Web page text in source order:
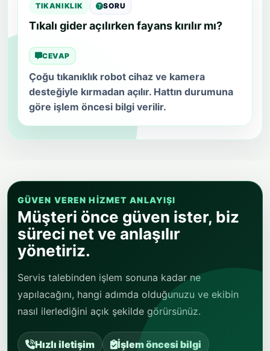
TIKANIKLIK SORU
Tıkalı gider açılırken fayans kırılır mı?
CEVAP
Çoğu tıkanıklık robot cihaz ve kamera
desteğiyle kırmadan açılır. Hattın durumuna
göre işlem öncesi bilgi verilir.
GÜVEN VEREN HIZMET ANLAYIŞI
Müşteri önce güven ister, biz
süreci net ve anlaşılır
yönetiriz.
Servis talebinden işlem sonuna kadar ne
yapılacağını, hangi adımda olduğunuzu ve ekibin
nasıl ilerlediğini açık şekilde görürsünüz.
Hızlı iletişim İşlem öncesi bilgi